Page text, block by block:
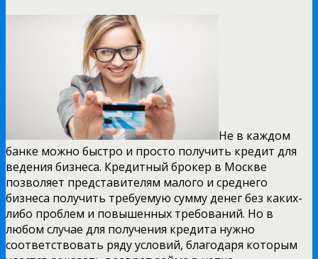
Не в каждом
банке можно быстро и просто получить кредит для
ведения бизнеса. Кредитный брокер в Москве
позволяет представителям малого и среднего
бизнеса получить требуемую сумму денег без каких-
либо проблем и повышенных требований. Но в
любом случае для получения кредита нужно
соответствовать ряду условий, благодаря которым